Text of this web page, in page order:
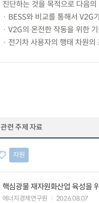
진단하는 것을 목적으로 다음
· BESS와 비교를 통해서 V2G
· V2G의 온전한 작동을 위한
· 전기차 사용자의 행태 차원
관련 주제 자료
자원
핵심광물 재자원화산업 육성을
에너지경제연구원 2026.08.07